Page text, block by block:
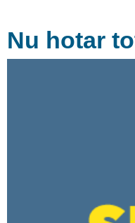
Nu hotar